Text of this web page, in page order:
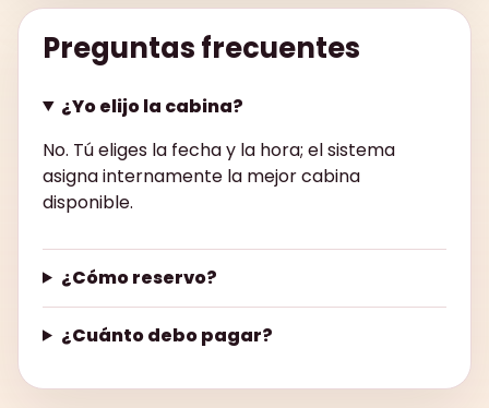
Preguntas frecuentes
¿Yo elijo la cabina?
No. Tú eliges la fecha y la hora; el sistema
asigna internamente la mejor cabina
disponible.
¿Cómo reservo?
¿Cuánto debo pagar?